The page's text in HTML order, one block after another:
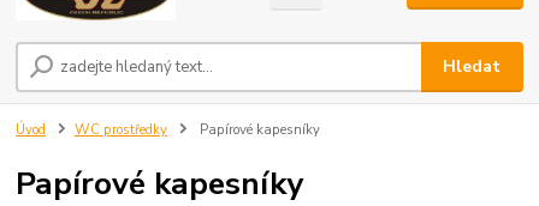
Hledat
Úvod WC prostředky Papírové kapesníky
Papírové kapesníky